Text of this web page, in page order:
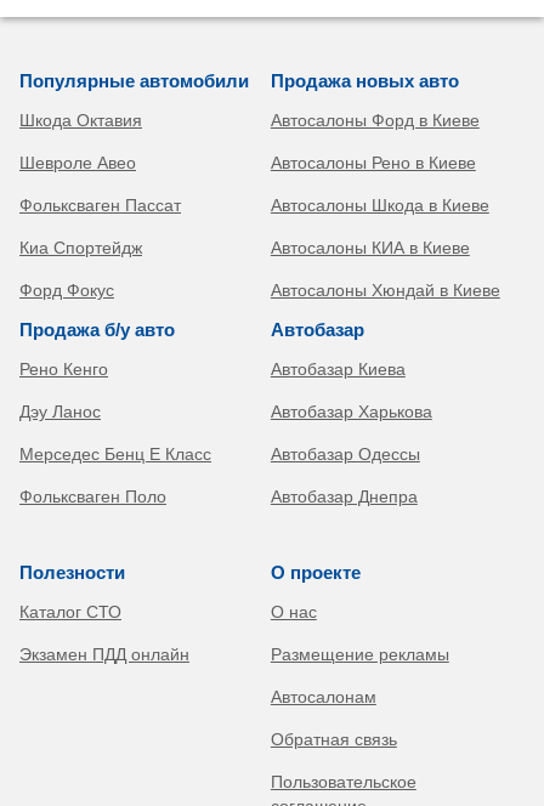
Популярные автомобили
Шкода Октавия
Шевроле Авео
Фольксваген Пассат
Киа Спортейдж
Форд Фокус
Продажа б/у авто
Рено Кенго
Дэу Ланос
Мерседес Бенц Е Класс
Фольксваген Поло
Продажа новых авто
Автосалоны Форд в Киеве
Автосалоны Рено в Киеве
Автосалоны Шкода в Киеве
Автосалоны КИА в Киеве
Автосалоны Хюндай в Киеве
Автобазар
Автобазар Киева
Автобазар Харькова
Автобазар Одессы
Автобазар Днепра
Полезности
Каталог СТО
Экзамен ПДД онлайн
О проекте
О нас
Размещение рекламы
Автосалонам
Обратная связь
Пользовательское